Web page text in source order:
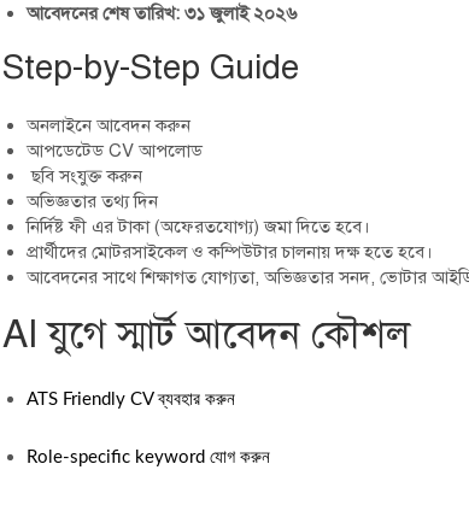
আবেদনের শেষ তারিখ: ৩১ জুলাই ২০২৬
Step-by-Step Guide
অনলাইনে আবেদন করুন
আপডেটেড CV আপলোড
ছবি সংযুক্ত করুন
অভিজ্ঞতার তথ্য দিন
নির্দিষ্ট ফী এর টাকা (অফেরতযোগ্য) জমা দিতে হবে।
প্রার্থীদের মোটরসাইকেল ও কম্পিউটার চালনায় দক্ষ হতে হবে।
আবেদনের সাথে শিক্ষাগত যোগ্যতা, অভিজ্ঞতার সনদ, ভোটার
AI যুগে স্মার্ট আবেদন কৌশল
ATS Friendly CV ব্যবহার করুন
Role-specific keyword যোগ করুন